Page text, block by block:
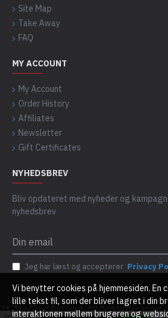
Site Map
Take Away
FAQ
MY ACCOUNT
My Account
Order History
Affiliates
Newsletter
Gift Certificates
NYHEDSBREV
Bliv opdateret med nyheder og
nyhedsbrev
Jeg har læst og accepterer Privacy
The Food Catering, All Rights
Vi benytter cookies på hjemmesiden. En
lille tekst fil, som der bliver lagret i din
interaktionen mellem brugeren og